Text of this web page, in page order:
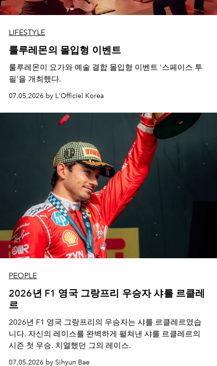
LIFESTYLE
룰루레몬의 몰입형 이벤트
룰루레몬이 요가와 예술 결합 몰입형 이벤트 '스페이스 투
필'을 개최했다.
07.05.2026 by L'Officiel Korea
PEOPLE
2026년 F1 영국 그랑프리 우승자 샤를 르클레
르
2026년 F1 영국 그랑프리의 우승자는 샤를 르클레르였습
니다. 자신의 레이스를 완벽하게 펼쳐낸 샤를 르클레르의
시즌 첫 우승. 치열했던 그의 레이스.
07.05.2026 by Sihyun Bae